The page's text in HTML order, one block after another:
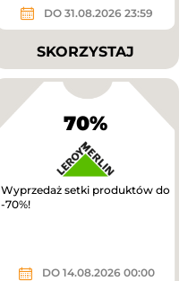
DO 31.08.2026 23:59
SKORZYSTAJ
70%
Wyprzedaż setki produktów do
-70%!
DO 14.08.2026 00:00